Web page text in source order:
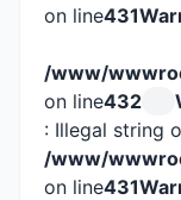
on line431
/www/
on line432
: Illegal string
/www/
on line431